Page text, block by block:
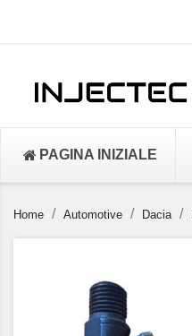
PAGINA INIZIALE
Home Automotive Dacia